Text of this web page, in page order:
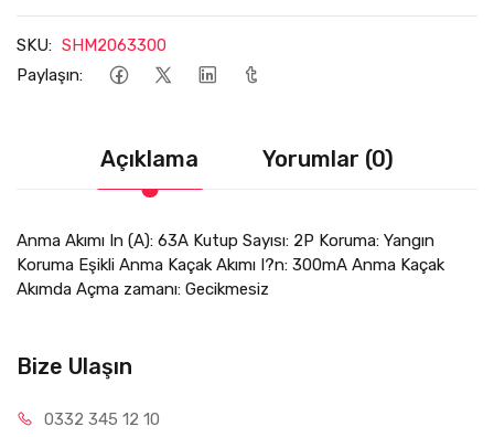
SKU: SHM2063300
Paylaşın:
Açıklama Yorumlar (0)
Anma Akımı In (A): 63A Kutup Sayısı: 2P Koruma: Yangın
Koruma Eşikli Anma Kaçak Akımı I?n: 300mA Anma Kaçak
Akımda Açma zamanı: Gecikmesiz
Bize Ulaşın
0332 345 12 10